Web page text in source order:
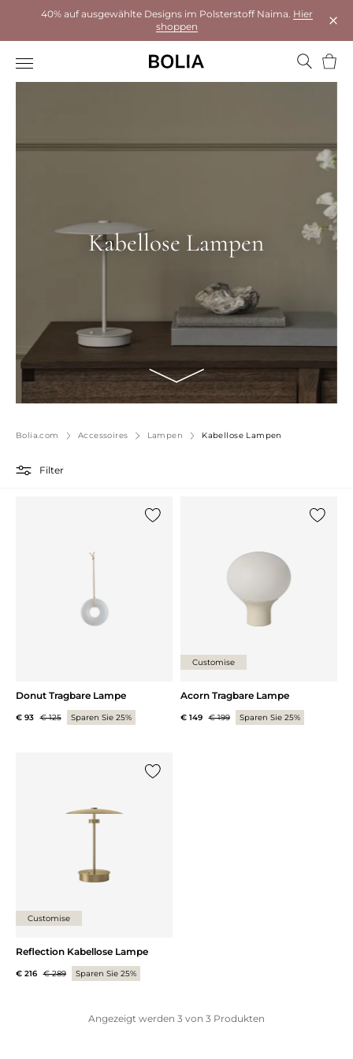
40% auf ausgewählte Designs im Polsterstoff Naima. Hier
shoppen
Kabellose Lampen
Bolia.com Accessoires Lampen Kabellose Lampen
Filter
Donut Tragbare Lampe
€ 93 € 125 Sparen Sie 25%
Customise
Acorn Tragbare Lampe
€ 149 € 199 Sparen Sie 25%
Customise
Reflection Kabellose Lampe
€ 216 € 289 Sparen Sie 25%
Angezeigt werden 3 von 3 Produkten